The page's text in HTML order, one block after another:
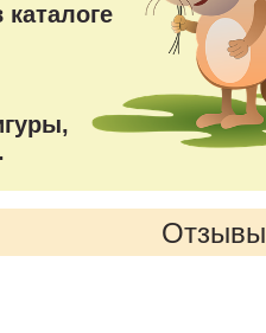
Отзывы